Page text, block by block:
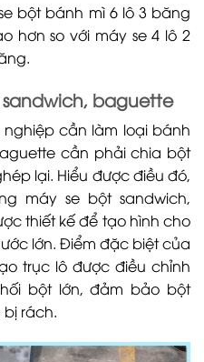
bột bánh mì 6 lô 3 băng
hơn so với máy se 4 lô 2
baguette
cần làm loại bánh
cần phải chia bột
lại. Hiểu được điều đó,
máy se bột sandwich,
thiết kế để tạo hình cho
lớn. Điểm đặc biệt của
trục lô được điều chỉnh
bột lớn, đảm bảo bột
bị rách.